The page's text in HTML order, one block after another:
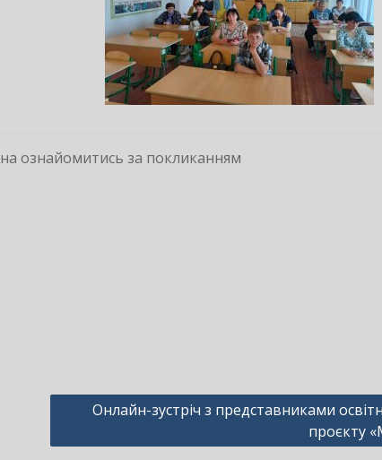
ознайомитись за покликанням
Онлайн-зустріч з представниками
проєкту